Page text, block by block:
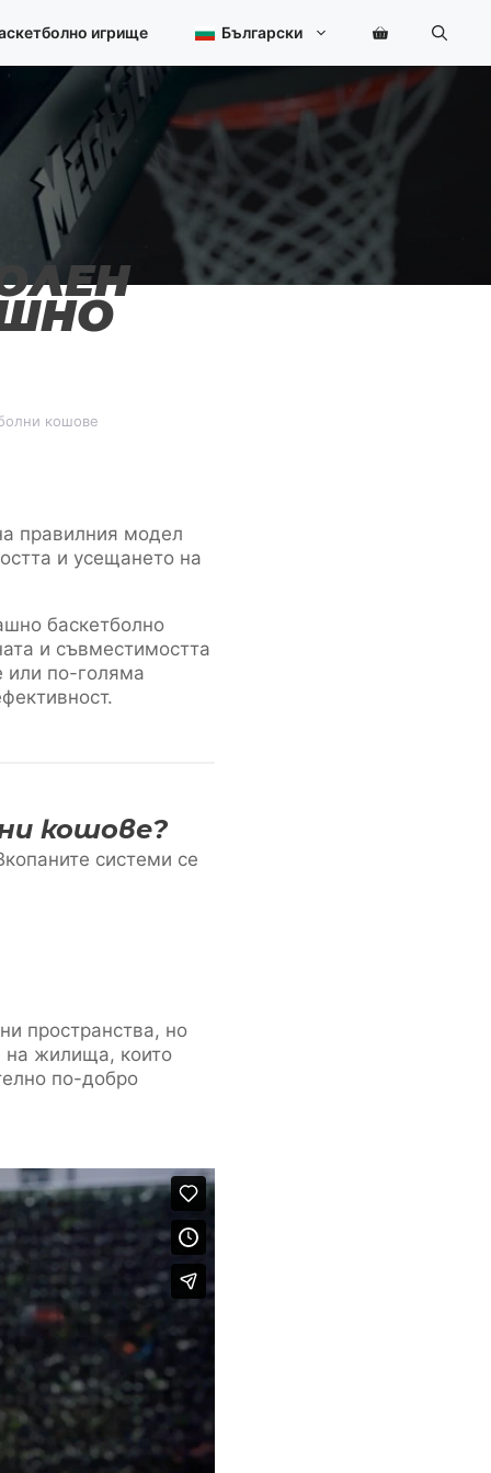
игрище Български
кошове
правилния модел
и усещането на
баскетболно
и съвместимостта
или по-голяма
кошове?
системи се
пространства, но
на жилища, които
по-добро